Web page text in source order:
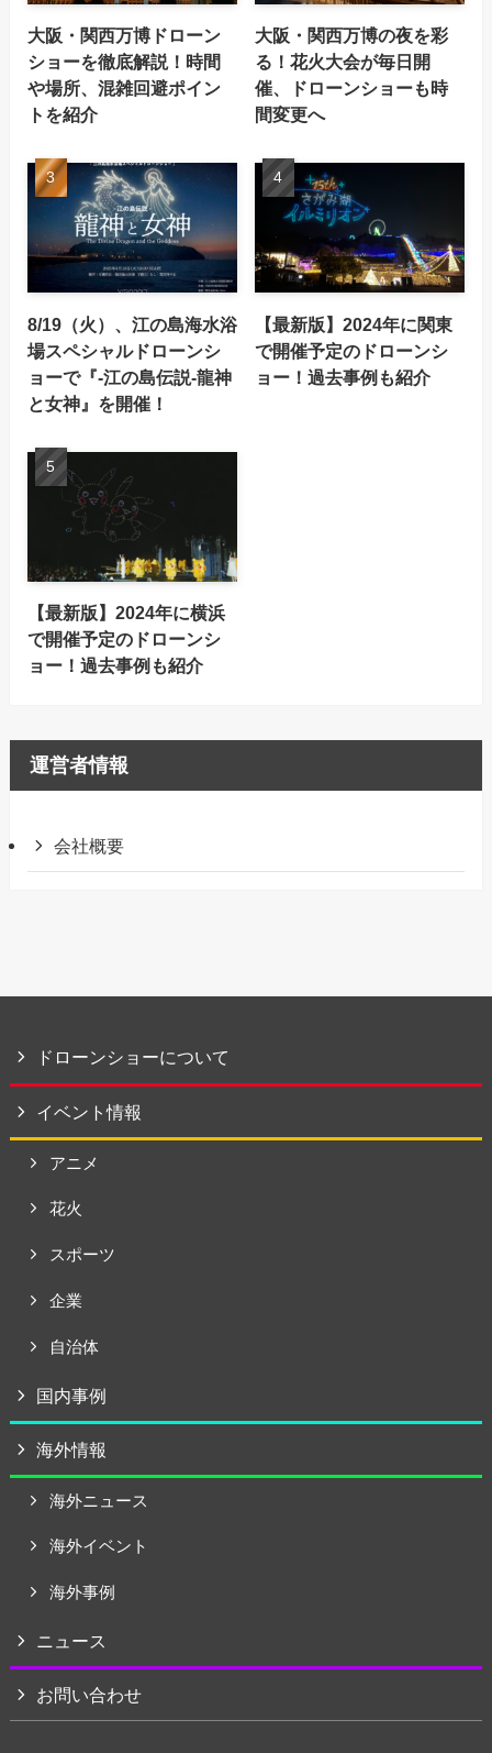
大阪・関西万博ドローン
ショーを徹底解説！時間
や場所、混雑回避ポイン
トを紹介
大阪・関西万博の夜を彩
る！花火大会が毎日開
催、ドローンショーも時
間変更へ
8/19（火）、江の島海水浴
場スペシャルドローンシ
ョーで『-江の島伝説-龍神
と女神』を開催！
【最新版】2024年に関東
で開催予定のドローンシ
ョー！過去事例も紹介
【最新版】2024年に横浜
で開催予定のドローンシ
ョー！過去事例も紹介
運営者情報
会社概要
ドローンショーについて
イベント情報
アニメ
花火
スポーツ
企業
自治体
国内事例
海外情報
海外ニュース
海外イベント
海外事例
ニュース
お問い合わせ